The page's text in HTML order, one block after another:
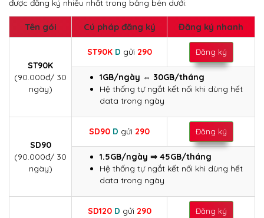
được đăng ký nhiều nhất trong bảng bên dưới:
Tên gói Cú pháp đăng ký Đăng ký nhanh
ST90K
(90.000đ/ 30
ngày)
ST90KD gửi 290 Đăng ký
1GB/ngày ⇔ 30GB/tháng
Hệ thống tự ngắt kết nối khi dùng hết
data trong ngày
SD90
(90.000đ/ 30
ngày)
SD90 D gửi 290 Đăng ký
1.5GB/ngày ⇒ 45GB/tháng
Hệ thống tự ngắt kết nối khi dùng hết
data trong ngày
SD120D gửi 290 Đăng ký